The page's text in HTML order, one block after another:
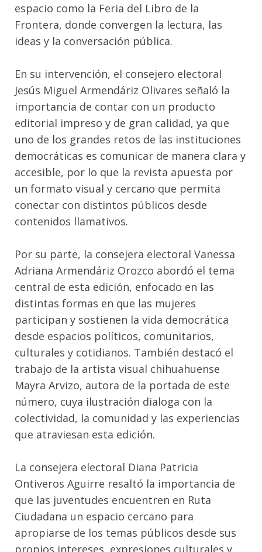
espacio como la Feria del Libro de la
Frontera, donde convergen la lectura, las
ideas y la conversación pública.
En su intervención, el consejero electoral
Jesús Miguel Armendáriz Olivares señaló la
importancia de contar con un producto
editorial impreso y de gran calidad, ya que
uno de los grandes retos de las instituciones
democráticas es comunicar de manera clara y
accesible, por lo que la revista apuesta por
un formato visual y cercano que permita
conectar con distintos públicos desde
contenidos llamativos.
Por su parte, la consejera electoral Vanessa
Adriana Armendáriz Orozco abordó el tema
central de esta edición, enfocado en las
distintas formas en que las mujeres
participan y sostienen la vida democrática
desde espacios políticos, comunitarios,
culturales y cotidianos. También destacó el
trabajo de la artista visual chihuahuense
Mayra Arvizo, autora de la portada de este
número, cuya ilustración dialoga con la
colectividad, la comunidad y las experiencias
que atraviesan esta edición.
La consejera electoral Diana Patricia
Ontiveros Aguirre resaltó la importancia de
que las juventudes encuentren en Ruta
Ciudadana un espacio cercano para
apropiarse de los temas públicos desde sus